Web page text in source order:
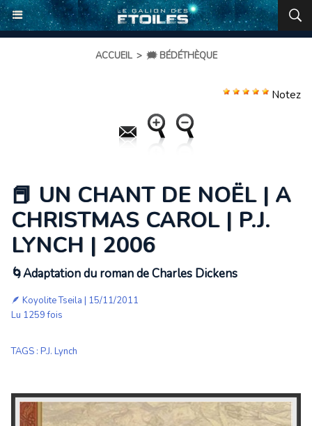
ACCUEIL > 🗯️ BÉDÉTHÈQUE
Notez
📕 UN CHANT DE NOËL | A
CHRISTMAS CAROL | P.J.
LYNCH | 2006
🌀Adaptation du roman de Charles Dickens
🪶 Koyolite Tseila | 15/11/2011
Lu 1259 fois
TAGS : P.J. Lynch